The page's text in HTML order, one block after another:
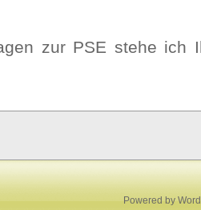
zur PSE stehe ich
Powered by